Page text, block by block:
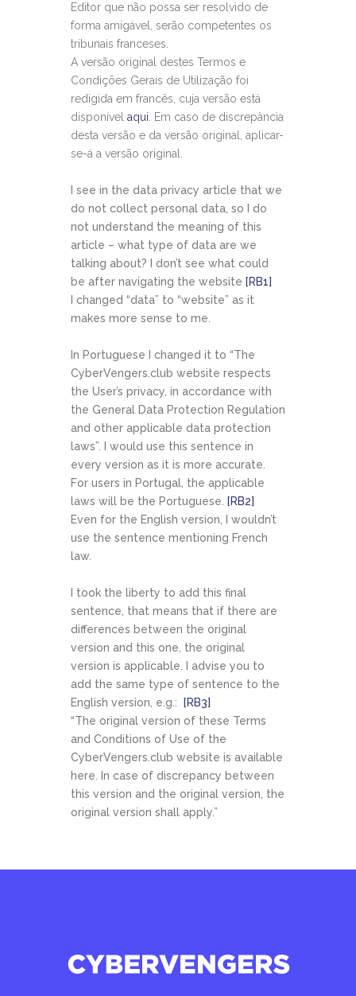
Editor que não possa ser resolvido de
forma amigável, serão competentes os
tribunais franceses.
A versão original destes Termos e
Condições Gerais de Utilização foi
redigida em francês, cuja versão está
disponível aqui . Em caso de discrepância
desta versão e da versão original, aplicar-
se-á a versão original.
I see in the data privacy article that we
do not collect personal data, so I do
not understand the meaning of this
article – what type of data are we
talking about? I don’t see what could
be after navigating the website [RB1]
I changed “data” to “website” as it
makes more sense to me.
In Portuguese I changed it to “The
CyberVengers.club website respects
the User’s privacy, in accordance with
the General Data Protection Regulation
and other applicable data protection
laws”. I would use this sentence in
every version as it is more accurate.
For users in Portugal, the applicable
laws will be the Portuguese.
[RB2]
Even for the English version, I wouldn’t
use the sentence mentioning French
law.
I took the liberty to add this final
sentence, that means that if there are
differences between the original
version and this one, the original
version is applicable. I advise you to
add the same type of sentence to the
English version, e.g.:
[RB3]
“The original version of these Terms
and Conditions of Use of the
CyberVengers.club website is available
here. In case of discrepancy between
this version and the original version, the
original version shall apply.”